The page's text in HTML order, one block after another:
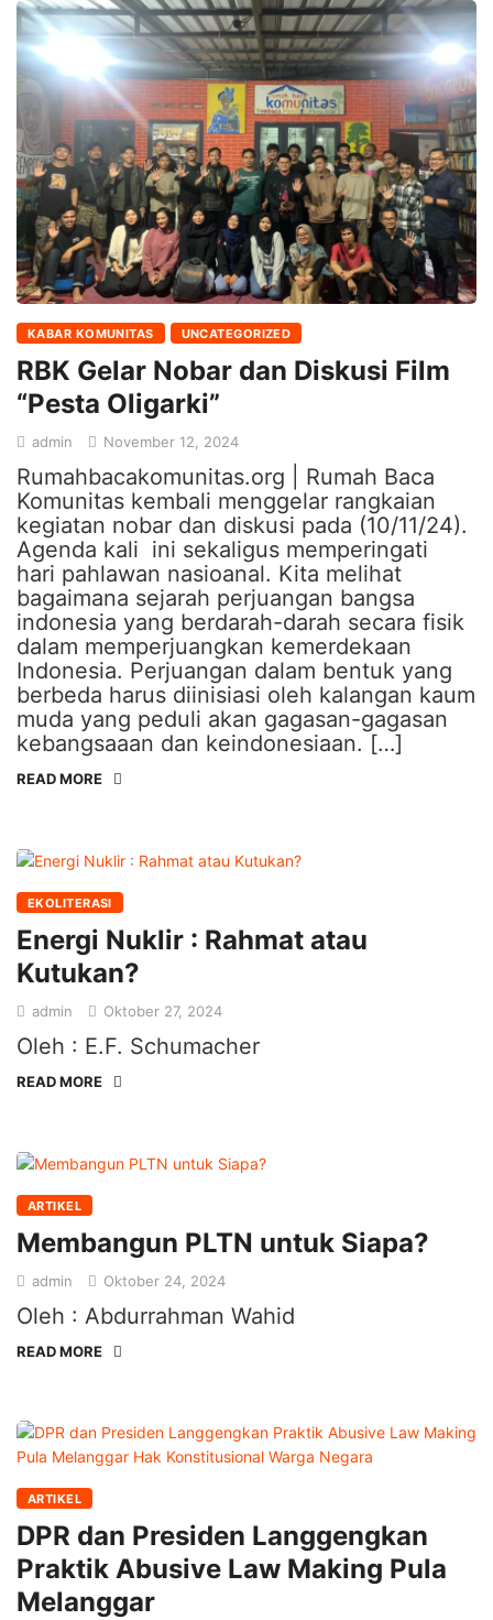
KABAR KOMUNITAS UNCATEGORIZED
RBK Gelar Nobar dan Diskusi Film
“Pesta Oligarki”
admin November 12, 2024
Rumahbacakomunitas.org | Rumah Baca
Komunitas kembali menggelar rangkaian
kegiatan nobar dan diskusi pada (10/11/24).
Agenda kali ini sekaligus memperingati
hari pahlawan nasioanal. Kita melihat
bagaimana sejarah perjuangan bangsa
indonesia yang berdarah-darah secara fisik
dalam memperjuangkan kemerdekaan
Indonesia. Perjuangan dalam bentuk yang
berbeda harus diinisiasi oleh kalangan kaum
muda yang peduli akan gagasan-gagasan
kebangsaaan dan keindonesiaan. […]
READ MORE
EKOLITERASI
Energi Nuklir : Rahmat atau
Kutukan?
admin Oktober 27, 2024
Oleh : E.F. Schumacher
READ MORE
ARTIKEL
Membangun PLTN untuk Siapa?
admin Oktober 24, 2024
Oleh : Abdurrahman Wahid
READ MORE
ARTIKEL
DPR dan Presiden Langgengkan
Praktik Abusive Law Making Pula
Melanggar